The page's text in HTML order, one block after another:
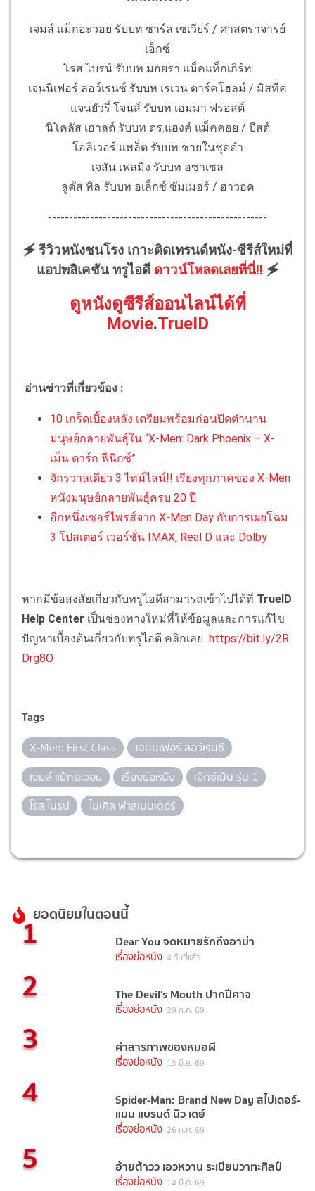
เจมส์ แม็กอะวอย รับบท ชาร์ล เซเวียร์ / ศาสตราจารย์
เอ็กซ์
โรส ไบรน์ รับบท มอยรา แม็คแท็กเกิร์ท
เจนนิเฟอร์ ลอว์เรนซ์ รับบท เรเวน ดาร์คโฮลม์ / มิสทีค
แจนยัวรี่ โจนส์ รับบท เอมมา ฟรอสต์
นิโคลัส เฮาลต์ รับบท ดร.แฮงค์ แม็คคอย / บีสต์
โอลิเวอร์ แพล็ต รับบท ชายในชุดดำ
เจสัน เฟลมิง รับบท อซาเซล
ลูคัส ทิล รับบท อเล็กซ์ ซัมเมอร์ / ฮาวอค
----------------------------------------------------
🗲 รีวิวหนังชนโรง เกาะติดเทรนด์หนัง-ซีรีส์ใหม่ที่
แอปพลิเคชัน ทรูไอดี ดาวน์โหลดเลยที่นี่!! 🗲
ดูหนังดูซีรีส์ออนไลน์ได้ที่
Movie.TrueID
อ่านข่าวที่เกี่ยวข้อง :
10 เกร็ดเบื้องหลัง เตรียมพร้อมก่อนปิดตำนาน
มนุษย์กลายพันธุ์ใน “X-Men: Dark Phoenix – X-
เม็น ดาร์ก ฟีนิกซ์”
จักรวาลเดียว 3 ไทม์ไลน์!! เรียงทุกภาคของ X-Men
หนังมนุษย์กลายพันธุ์ครบ 20 ปี
อีกหนึ่งเซอร์ไพรส์จาก X-Men Day กับการเผยโฉม
3 โปสเตอร์ เวอร์ชั่น IMAX, Real D และ Dolby
หากมีข้อสงสัยเกี่ยวกับทรูไอดีสามารถเข้าไปได้ที่ TrueID
Help Center เป็นช่องทางใหม่ที่ให้ข้อมูลและการแก้ไข
ปัญหาเบื้องต้นเกี่ยวกับทรูไอดี คลิกเลย https://bit.ly/2R
Drg8O
Tags
X-Men: First Class
เจนนิเฟอร์ ลอว์เรนซ์
เจมส์ แม็กอะวอย
เรื่องย่อหนัง
เอ็กซ์เม็น รุ่น 1
โรส ไบรน์
ไมเคิล ฟาสเบนเดอร์
ยอดนิยมในตอนนี้
1 Dear You จดหมายรักถึงอาม่า
เรื่องย่อหนัง 4 วันที่แล้ว
2 The Devil's Mouth ปากปีศาจ
เรื่องย่อหนัง 29 ก.ค. 69
3 คำสารภาพของหมอผี
เรื่องย่อหนัง 13 มิ.ย. 69
4 Spider-Man: Brand New Day สไปเดอร์-
แมน แบรนด์ นิว เดย์
เรื่องย่อหนัง 26 ก.ค. 69
5 อ้ายต้าวว เอวหวาน ระเบียบวาทะศิลป์
เรื่องย่อหนัง 14 มี.ค. 69